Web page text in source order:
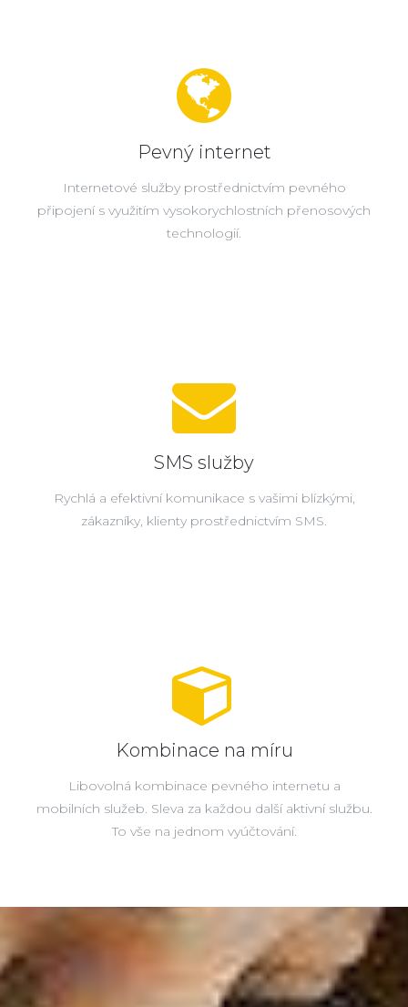
Pevný internet
Internetové služby prostřednictvím pevného
připojení s využitím vysokorychlostních přenosových
technologií.
SMS služby
Rychlá a efektivní komunikace s vašimi blízkými,
zákazníky, klienty prostřednictvím SMS.
Kombinace na míru
Libovolná kombinace pevného internetu a
mobilních služeb. Sleva za každou další aktivní službu.
To vše na jednom vyúčtování.